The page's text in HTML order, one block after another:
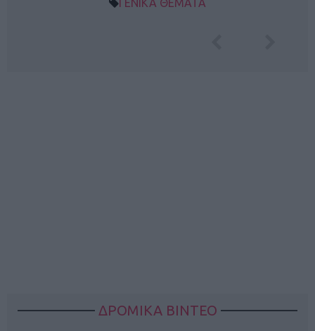
ΓΕΝΙΚΑ ΘΕΜΑΤΑ
ΔΡΟΜΙΚΑ ΒΙΝΤΕΟ